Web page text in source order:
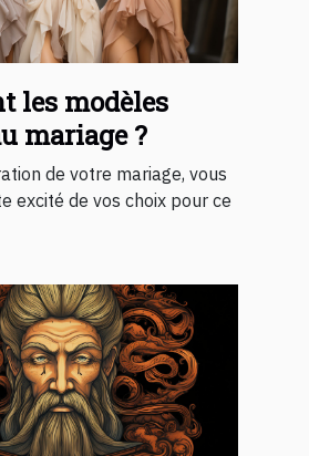
les modèles
mariage ?
de votre mariage, vous
excité de vos choix pour ce